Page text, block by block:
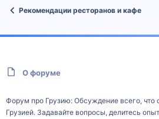
Рекомендации ресторанов и кафе
О форуме
Форум про Грузию: Обсуждение всего, что
Грузией. Задавайте вопросы, делитесь